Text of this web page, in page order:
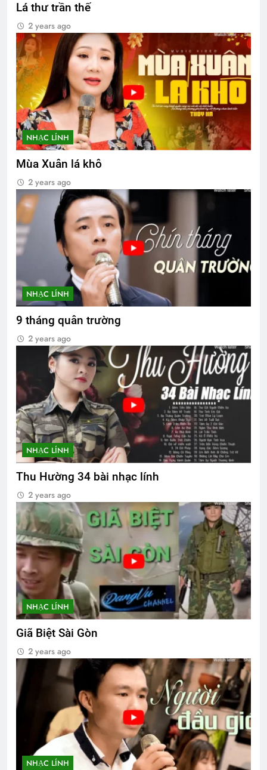
Lá thư trần thế
2 years ago
NHẠC LÍNH
Mùa Xuân lá khô
2 years ago
NHẠC LÍNH
9 tháng quân trường
2 years ago
NHẠC LÍNH
Thu Hường 34 bài nhạc lính
2 years ago
NHẠC LÍNH
Giã Biệt Sài Gòn
2 years ago
NHẠC LÍNH